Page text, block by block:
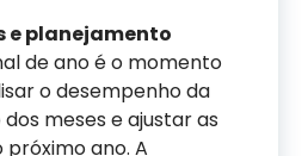
e planejamento
de ano é o momento
o desempenho da
meses e ajustar as
ano. A